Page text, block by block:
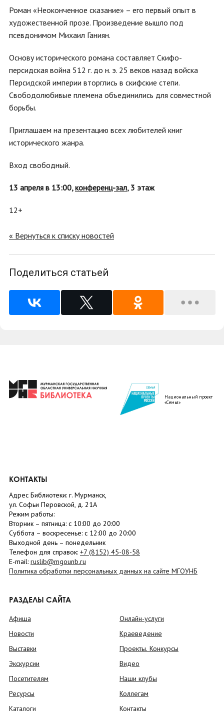
Роман «Неоконченное сказание» – его первый опыт в
художественной прозе. Произведение вышло под
псевдонимом Михаил Ганиян.
Основу исторического романа составляет Скифо-
персидская война 512 г. до н. э. 25 веков назад войска
Персидской империи вторглись в скифские степи.
Свободолюбивые племена объединились для совместной
борьбы.
Приглашаем на презентацию всех любителей книг
исторического жанра.
Вход свободный.
13 апреля в 13:00,конференц-зал, 3 этаж
12+
« Вернуться к списку новостей
Поделиться статьей
Национальный проект
«Семья»
КОНТАКТЫ
Адрес Библиотеки: г. Мурманск,
ул. Софьи Перовской, д. 21А
Режим работы:
Вторник – пятница: с 10:00 до 20:00
Суббота – воскресенье: c 12:00 до 20:00
Выходной день – понедельник
Телефон для справок: +7 (8152) 45-08-58
E-mail: ruslib@mgounb.ru
Политика обработки персональных данных на сайте МГОУНБ
РАЗДЕЛЫ САЙТА
Афиша
Новости
Выставки
Экскурсии
Посетителям
Ресурсы
Каталоги
Онлайн-услуги
Краеведение
Проекты. Конкурсы
Видео
Наши клубы
Коллегам
Контакты